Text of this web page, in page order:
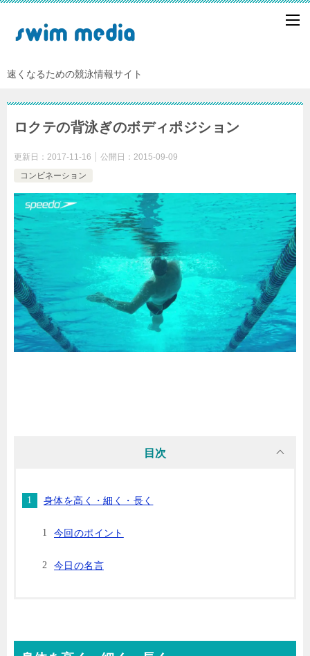
速くなるための競泳情報サイト
ロクテの背泳ぎのボディポジション
更新日： 2017-11-16 公開日： 2015-09-09
コンビネーション
目次
身体を高く・細く・長く
今回のポイント
今日の名言